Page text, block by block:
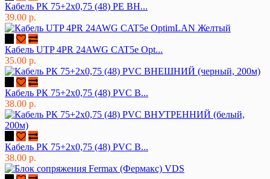
Кабель РК 75+2х0,75 (48) PE ВН...
39.00 р.
Кабель UTP 4PR 24AWG CAT5e Opt...
35.00 р.
Кабель РК 75+2х0,75 (48) PVC В...
38.00 р.
Кабель РК 75+2х0,75 (48) PVC В...
38.00 р.